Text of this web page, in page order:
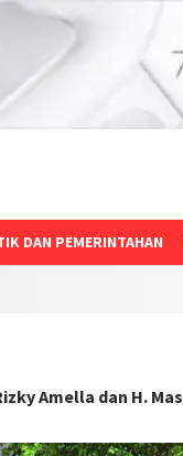
DAN PEMERINTAHAN
Amella dan H. Mas